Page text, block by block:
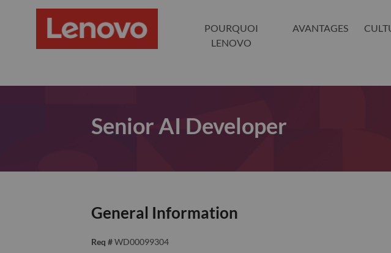
POURQUOI
LENOVO
AVANTAGES
Senior AI Developer
General Information
Req # WD00099304